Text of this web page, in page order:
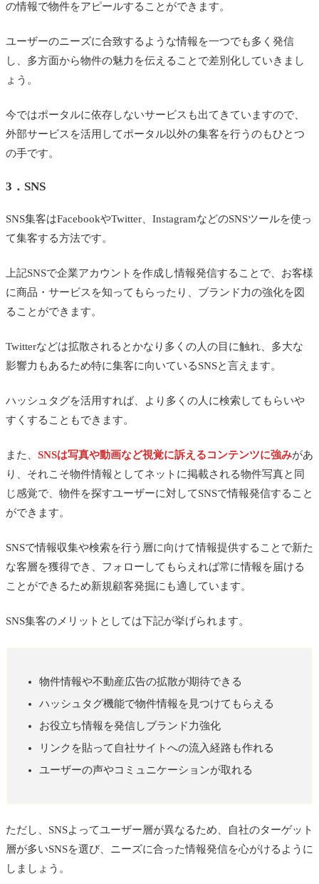
の情報で物件をアピールすることができます。
ユーザーのニーズに合致するような情報を一つでも多く発信
し、多方面から物件の魅力を伝えることで差別化していきまし
ょう。
今ではポータルに依存しないサービスも出てきていますので、
外部サービスを活用してポータル以外の集客を行うのもひとつ
の手です。
3．SNS
SNS集客はFacebookやTwitter、InstagramなどのSNSツールを使っ
て集客する方法です。
上記SNSで企業アカウントを作成し情報発信することで、お客様
に商品・サービスを知ってもらったり、ブランド力の強化を図
ることができます。
Twitterなどは拡散されるとかなり多くの人の目に触れ、多大な
影響力もあるため特に集客に向いているSNSと言えます。
ハッシュタグを活用すれば、より多くの人に検索してもらいや
すくすることもできます。
また、 SNSは写真や動画など視覚に訴えるコンテンツに強みがあ
り、それこそ物件情報としてネットに掲載される物件写真と同
じ感覚で、物件を探すユーザーに対してSNSで情報発信すること
ができます。
SNSで情報収集や検索を行う層に向けて情報提供することで新た
な客層を獲得でき、フォローしてもらえれば常に情報を届ける
ことができるため新規顧客発掘にも適しています。
SNS集客のメリットとしては下記が挙げられます。
物件情報や不動産広告の拡散が期待できる
ハッシュタグ機能で物件情報を見つけてもらえる
お役立ち情報を発信しブランド力強化
リンクを貼って自社サイトへの流入経路も作れる
ユーザーの声やコミュニケーションが取れる
ただし、SNSよってユーザー層が異なるため、自社のターゲット
層が多いSNSを選び、ニーズに合った情報発信を心がけるように
しましょう。